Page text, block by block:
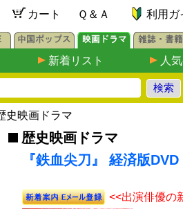
カート Ｑ＆Ａ 利用ガ
新着リスト 人
史映画ドラマ
歴史映画ドラマ
『鉄血尖刀』 経済版
<<出演俳優の